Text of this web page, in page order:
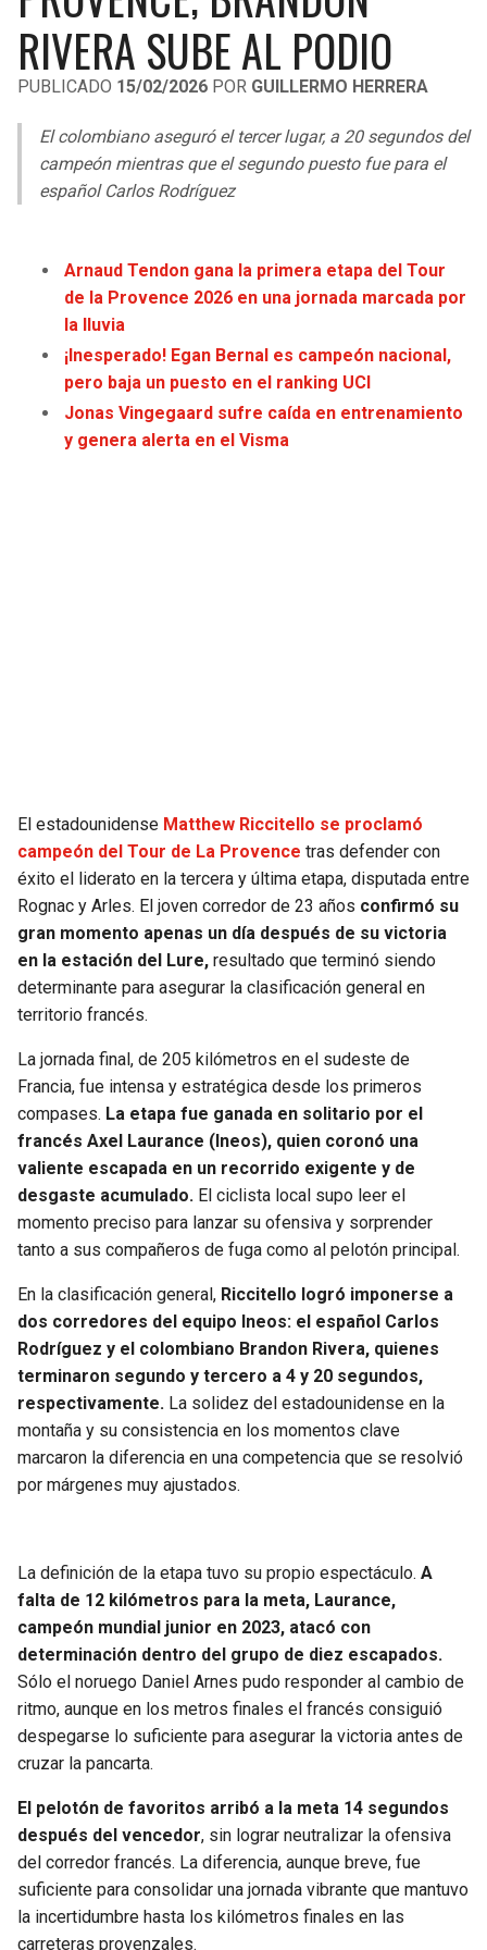
LIGA DE EXPANSIÓN MX
LEAGUES CUP
UEFA EUROPA LEAGUE
UEFA CONFERENCE LEAGUE
COPA LIBERTADORES
COPA SUDAMERICANA
OTRAS LIGAS
RIVERA SUBE AL PODIO
PUBLICADO 15/02/2026 POR GUILLERMO HERRERA
El colombiano aseguró el tercer lugar, a 20 segundos del
campeón mientras que el segundo puesto fue para el
español Carlos Rodríguez
Arnaud Tendon gana la primera etapa del Tour
de la Provence 2026 en una jornada marcada por
la lluvia
¡Inesperado! Egan Bernal es campeón nacional,
pero baja un puesto en el ranking UCI
Jonas Vingegaard sufre caída en entrenamiento
y genera alerta en el Visma
El estadounidense Matthew Riccitello se proclamó
campeón del Tour de La Provence tras defender con
éxito el liderato en la tercera y última etapa, disputada entre
Rognac y Arles. El joven corredor de 23 años confirmó su
gran momento apenas un día después de su victoria
en la estación del Lure, resultado que terminó siendo
determinante para asegurar la clasificación general en
territorio francés.
La jornada final, de 205 kilómetros en el sudeste de
Francia, fue intensa y estratégica desde los primeros
compases. La etapa fue ganada en solitario por el
francés Axel Laurance (Ineos), quien coronó una
valiente escapada en un recorrido exigente y de
desgaste acumulado. El ciclista local supo leer el
momento preciso para lanzar su ofensiva y sorprender
tanto a sus compañeros de fuga como al pelotón principal.
En la clasificación general, Riccitello logró imponerse a
dos corredores del equipo Ineos: el español Carlos
Rodríguez y el colombiano Brandon Rivera, quienes
terminaron segundo y tercero a 4 y 20 segundos,
respectivamente. La solidez del estadounidense en la
montaña y su consistencia en los momentos clave
marcaron la diferencia en una competencia que se resolvió
por márgenes muy ajustados.
La definición de la etapa tuvo su propio espectáculo. A
falta de 12 kilómetros para la meta, Laurance,
campeón mundial junior en 2023, atacó con
determinación dentro del grupo de diez escapados.
Sólo el noruego Daniel Arnes pudo responder al cambio de
ritmo, aunque en los metros finales el francés consiguió
despegarse lo suficiente para asegurar la victoria antes de
cruzar la pancarta.
El pelotón de favoritos arribó a la meta 14 segundos
después del vencedor, sin lograr neutralizar la ofensiva
del corredor francés. La diferencia, aunque breve, fue
suficiente para consolidar una jornada vibrante que mantuvo
la incertidumbre hasta los kilómetros finales en las
carreteras provenzales.